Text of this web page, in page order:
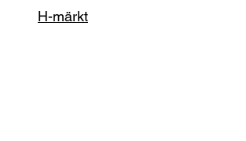
H-märkt